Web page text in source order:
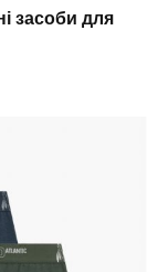
засоби для